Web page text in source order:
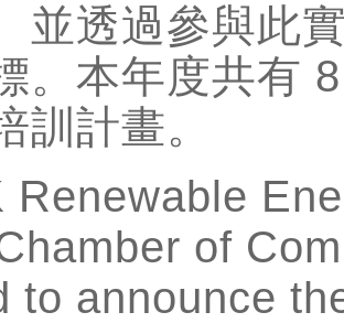
並透過參與此
。本年度共有
訓計畫。
Renewable
of
to announce